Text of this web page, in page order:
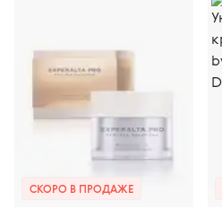
СКОРО В ПРОДАЖЕ